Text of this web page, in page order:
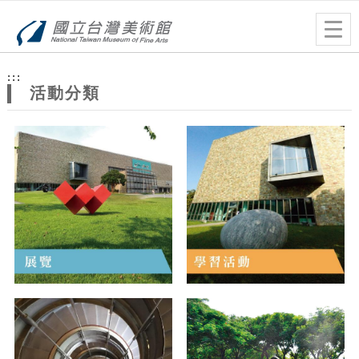
站
主
題
:::
活動分類